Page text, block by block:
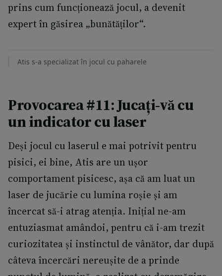
prins cum funcționează jocul, a devenit
expert în găsirea „bunătăților“.
Atis s-a specializat în jocul cu paharele
Provocarea #11: Jucați-vă cu
un indicator cu laser
Deși jocul cu laserul e mai potrivit pentru
pisici, ei bine, Atis are un ușor
comportament pisicesc, așa că am luat un
laser de jucărie cu lumina roșie și am
încercat să-i atrag atenția. Inițial ne-am
entuziasmat amândoi, pentru că i-am trezit
curiozitatea și instinctul de vânător, dar după
câteva încercări nereușite de a prinde